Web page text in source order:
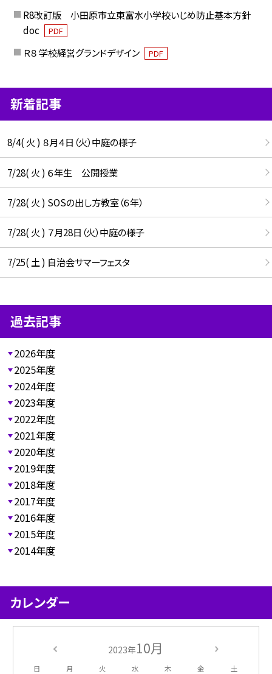
R8改訂版 小田原市立東富水小学校いじめ防止基本方針
doc
PDF
Ｒ８ 学校経営グランドデザイン PDF
新着記事
8/4( 火 ) ８月４日（火）中庭の様子
7/28( 火 ) ６年生 公開授業
7/28( 火 ) SOSの出し方教室（６年）
7/28( 火 ) ７月28日（火）中庭の様子
7/25( 土 ) 自治会サマーフェスタ
過去記事
2026年度
2025年度
2024年度
2023年度
2022年度
2021年度
2020年度
2019年度
2018年度
2017年度
2016年度
2015年度
2014年度
カレンダー
2023年10月
日 月 火 水 木 金 土